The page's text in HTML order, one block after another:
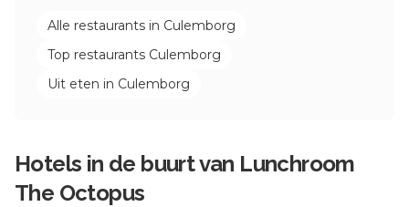
Alle restaurants in Culemborg
Top restaurants Culemborg
Uit eten in Culemborg
Hotels in de buurt van Lunchroom
The Octopus